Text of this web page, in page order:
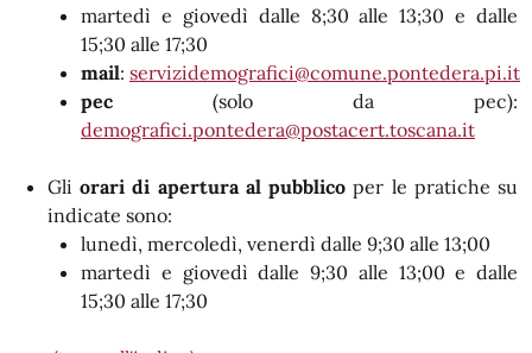
martedì e giovedì dalle 8;30 alle 13;30 e dalle
15;30 alle 17;30
mail: servizidemografici@comune.pontedera.pi.it
pec (solo da pec):
demografici.pontedera@postacert.toscana.it
Gliorari di apertura al pubblico per le pratiche su
indicate sono:
lunedì, mercoledì, venerdì dalle 9;30 alle 13;00
martedì e giovedì dalle 9;30 alle 13;00 e dalle
15;30 alle 17;30